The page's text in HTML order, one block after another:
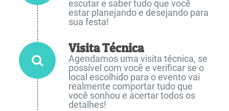
escutar e saber tudo que você
estar planejando e desejando para
sua festa!
Visita Técnica
Agendamos uma visita técnica, se
possível com você e verificar se o
local escolhido para o evento vai
realmente comportar tudo que
você sonhou e acertar todos os
detalhes!